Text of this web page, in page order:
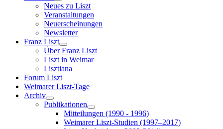
Neues zu Liszt
Veranstaltungen
Neuerscheinungen
Newsletter
Franz Liszt
Über Franz Liszt
Liszt in Weimar
Lisztiana
Forum Liszt
Weimarer Liszt-Tage
Archiv
Publikationen
Mitteilungen (1990 - 1996)
Weimarer Liszt-Studien (1997–2017)